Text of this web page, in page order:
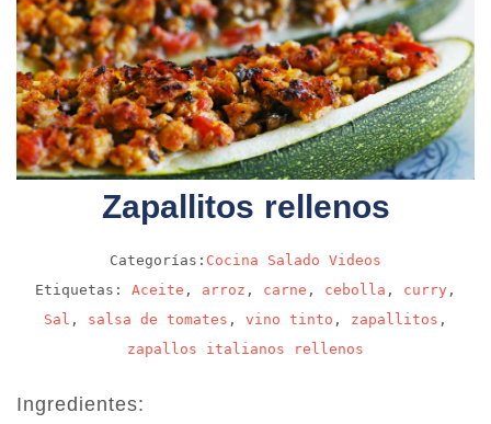
Zapallitos rellenos
Categorías: Cocina Salado Videos
Etiquetas: Aceite , arroz , carne , cebolla , curry ,
Sal , salsa de tomates , vino tinto , zapallitos ,
zapallos italianos rellenos
Ingredientes: